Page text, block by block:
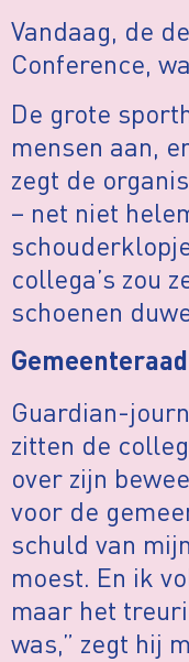
Vandaag, de
Conference,
De grote
mensen aan,
zegt de
– net niet
collega’s zou
schoenen
Gemeenteraad
Guardian-
zitten de
over zijn
voor de
schuld van
moest. En ik
maar het
was,” zegt hij